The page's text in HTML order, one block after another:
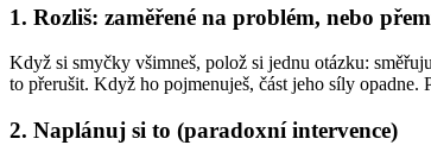
1. Rozliš: zaměřené na problém, nebo
Když si smyčky všimneš, polož si jednu otázku:
to přerušit. Když ho pojmenuješ, část jeho síly
2. Naplánuj si to (paradoxní intervence)